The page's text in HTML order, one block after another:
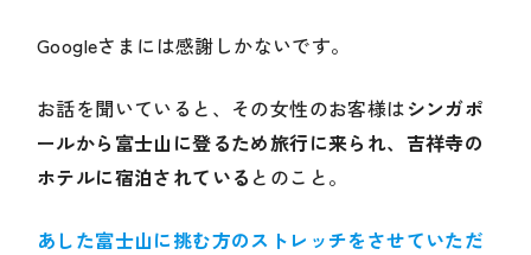
Googleさまには感謝しかないです。
お話を聞いていると、その女性のお客様はシンガポ
ールから富士山に登るため旅行に来られ、吉祥寺の
ホテルに宿泊されている とのこと。
あした富士山に挑む方のストレッチをさせていただ